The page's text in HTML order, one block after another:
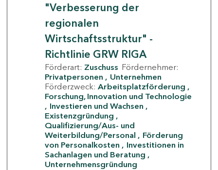
"Verbesserung der
regionalen
Wirtschaftsstruktur" -
Richtlinie GRW RIGA
Förderart: Zuschuss Fördernehmer:
Privatpersonen
Unternehmen
Förderzweck: Arbeitsplatzförderung
Forschung, Innovation und Technologie
Investieren und Wachsen
Existenzgründung
Qualifizierung/Aus- und
Weiterbildung/Personal
Förderung
von Personalkosten
Investitionen in
Sachanlagen und Beratung
Unternehmensgründung